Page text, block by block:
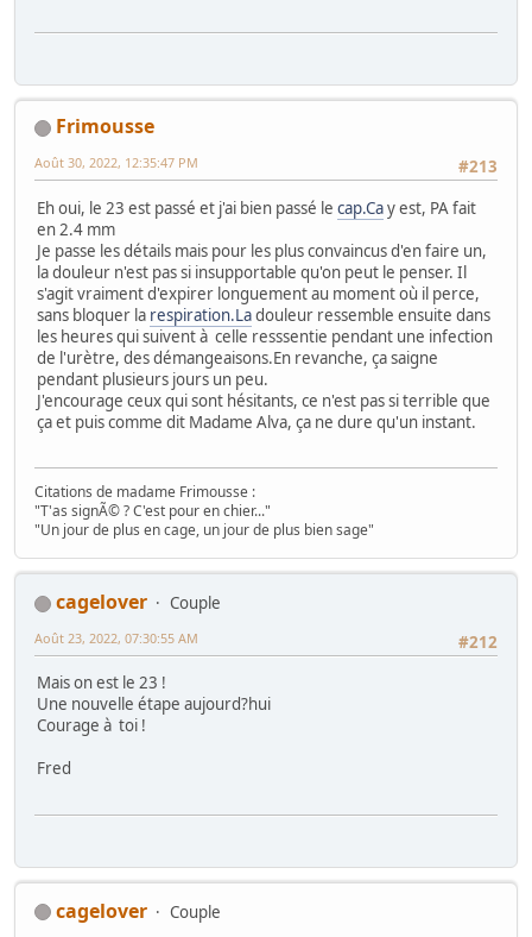
Frimousse
#213
Août 30, 2022, 12:35:47 PM
Eh oui, le 23 est passé et j'ai bien passé le cap.Cay est, PA fait
en 2.4 mm
Je passe les détails mais pour les plus convaincus d'en faire un,
la douleur n'est pas si insupportable qu'on peut le penser. Il
s'agit vraiment d'expirer longuement au moment où il perce,
sans bloquer la respiration.Ladouleur ressemble ensuite dans
les heures qui suivent à celle resssentie pendant une infection
de l'urètre, des démangeaisons.En revanche, ça saigne
pendant plusieurs jours un peu.
J'encourage ceux qui sont hésitants, ce n'est pas si terrible que
ça et puis comme dit Madame Alva, ça ne dure qu'un instant.
Citations de madame Frimousse :
"T'as signÃ© ? C'est pour en chier..."
"Un jour de plus en cage, un jour de plus bien sage"
cagelover
Couple
#212
Août 23, 2022, 07:30:55 AM
Mais on est le 23 !
Une nouvelle étape aujourd?hui
Courage à toi !
Fred
cagelover
Couple